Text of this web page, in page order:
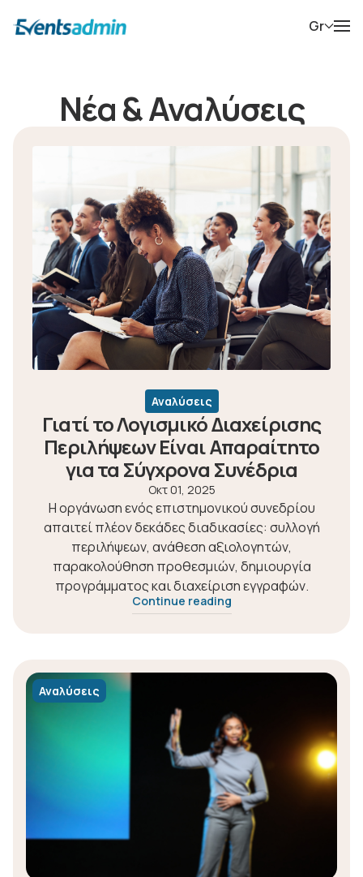
Gr
Νέα & Αναλύσεις
Αναλύσεις
Γιατί το Λογισμικό Διαχείρισης
Περιλήψεων Είναι Απαραίτητο
για τα Σύγχρονα Συνέδρια
Οκτ 01, 2025
Η οργάνωση ενός επιστημονικού συνεδρίου
απαιτεί πλέον δεκάδες διαδικασίες: συλλογή
περιλήψεων, ανάθεση αξιολογητών,
παρακολούθηση προθεσμιών, δημιουργία
προγράμματος και διαχείριση εγγραφών.
Continue reading
Αναλύσεις